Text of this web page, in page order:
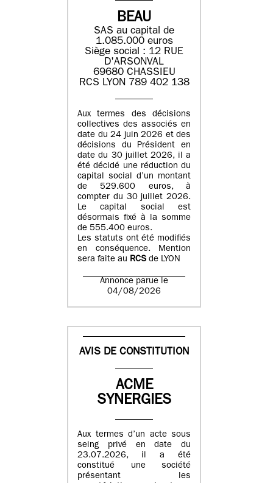
BEAU
SAS au capital de
1.085.000 euros
Siège social : 12 RUE
D'ARSONVAL
69680 CHASSIEU
RCS LYON 789 402 138
Aux termes des décisions
collectives des associés en
date du 24 juin 2026 et des
décisions du Président en
date du 30 juillet 2026, il a
été décidé une réduction du
capital social d’un montant
de 529.600 euros, à
compter du 30 juillet 2026.
Le capital social est
désormais fixé à la somme
de 555.400 euros.
Les statuts ont été modifiés
en conséquence. Mention
sera faite au RCS de LYON
Annonce parue le
04/08/2026
AVIS DE CONSTITUTION
ACME
SYNERGIES
Aux termes d’un acte sous
seing privé en date du
23.07.2026, il a été
constitué une société
présentant les